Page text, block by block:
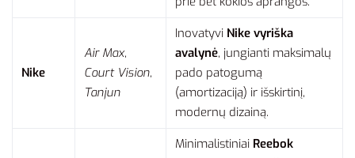
Nike
Air Max,
Court Vision,
Tanjun
Inovatyvi Nike vyriška
avalynė, jungianti maksimalų
pado patogumą
(amortizaciją) ir išskirtinį,
modernų dizainą.
Minimalistiniai Reebok